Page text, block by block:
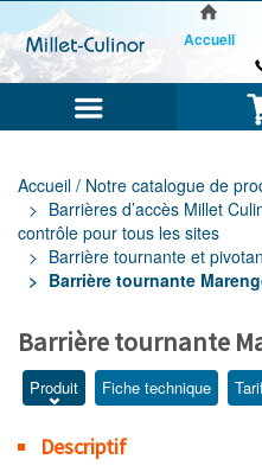
Accueil
Accueil / Notre catalogue de
Barrières d’accès Millet
contrôle pour tous les sites
Barrière tournante et
Barrière tournante
Barrière tournante
Produit Fiche technique
Descriptif